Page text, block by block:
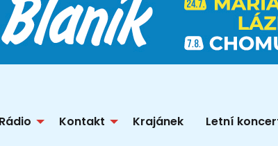
Rádio Kontakt Krajánek Letní